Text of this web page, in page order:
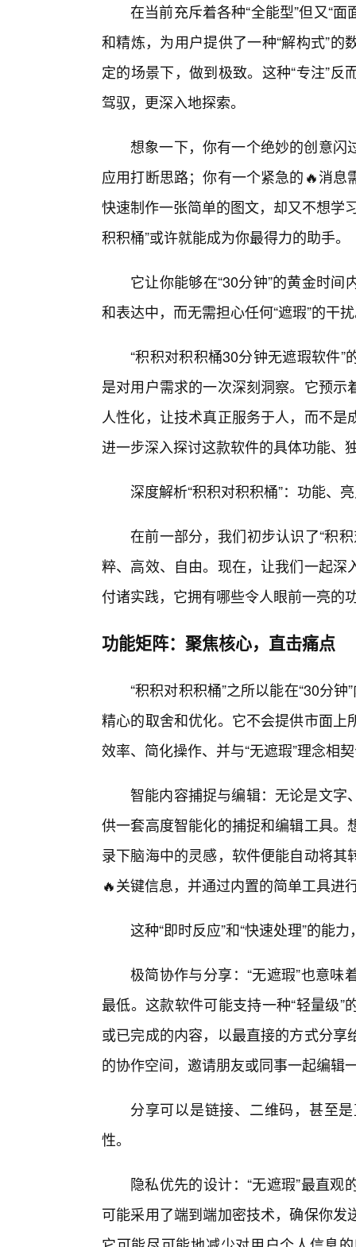
在当前充斥着各种“全能型”但又“
和精炼，为用户提供了一种“解构式”
定的场景下，做到极致。这种“专注”
驾驭，更深入地探索。
想象一下，你有一个绝妙的创意闪
应用打断思路；你有一个紧急的🔥消
快速制作一张简单的图文，却又不想
积积桶”或许就能成为你最得力的助手。
它让你能够在“30分钟”的黄金时
和表达中，而无需担心任何“遮瑕”的干
“积积对积积桶30分钟无遮瑕软件
是对用户需求的一次深刻洞察。它预
人性化，让技术真正服务于人，而不
进一步深入探讨这款软件的具体功能、
深度解析“积积对积积桶”：功能、
在前一部分，我们初步认识了“积
粹、高效、自由。现在，让我们一起
付诸实践，它拥有哪些令人眼前一亮的
功能矩阵：聚焦核心，直击痛点
“积积对积积桶”之所以能在“30分
精心的取舍和优化。它不会提供市面
效率、简化操作、并与“无遮瑕”理念相
智能内容捕捉与编辑：无论是文字
供一套高度智能化的捕捉和编辑工具
录下脑海中的灵感，软件便能自动将
🔥关键信息，并通过内置的简单工具进
这种“即时反应”和“快速处理”的能
极简协作与分享：“无遮瑕”也意
最低。这款软件可能支持一种“轻量级
或已完成的内容，以最直接的方式分
的协作空间，邀请朋友或同事一起编辑
分享可以是链接、二维码，甚至
性。
隐私优先的设计：“无遮瑕”最直
可能采用了端到端加密技术，确保你